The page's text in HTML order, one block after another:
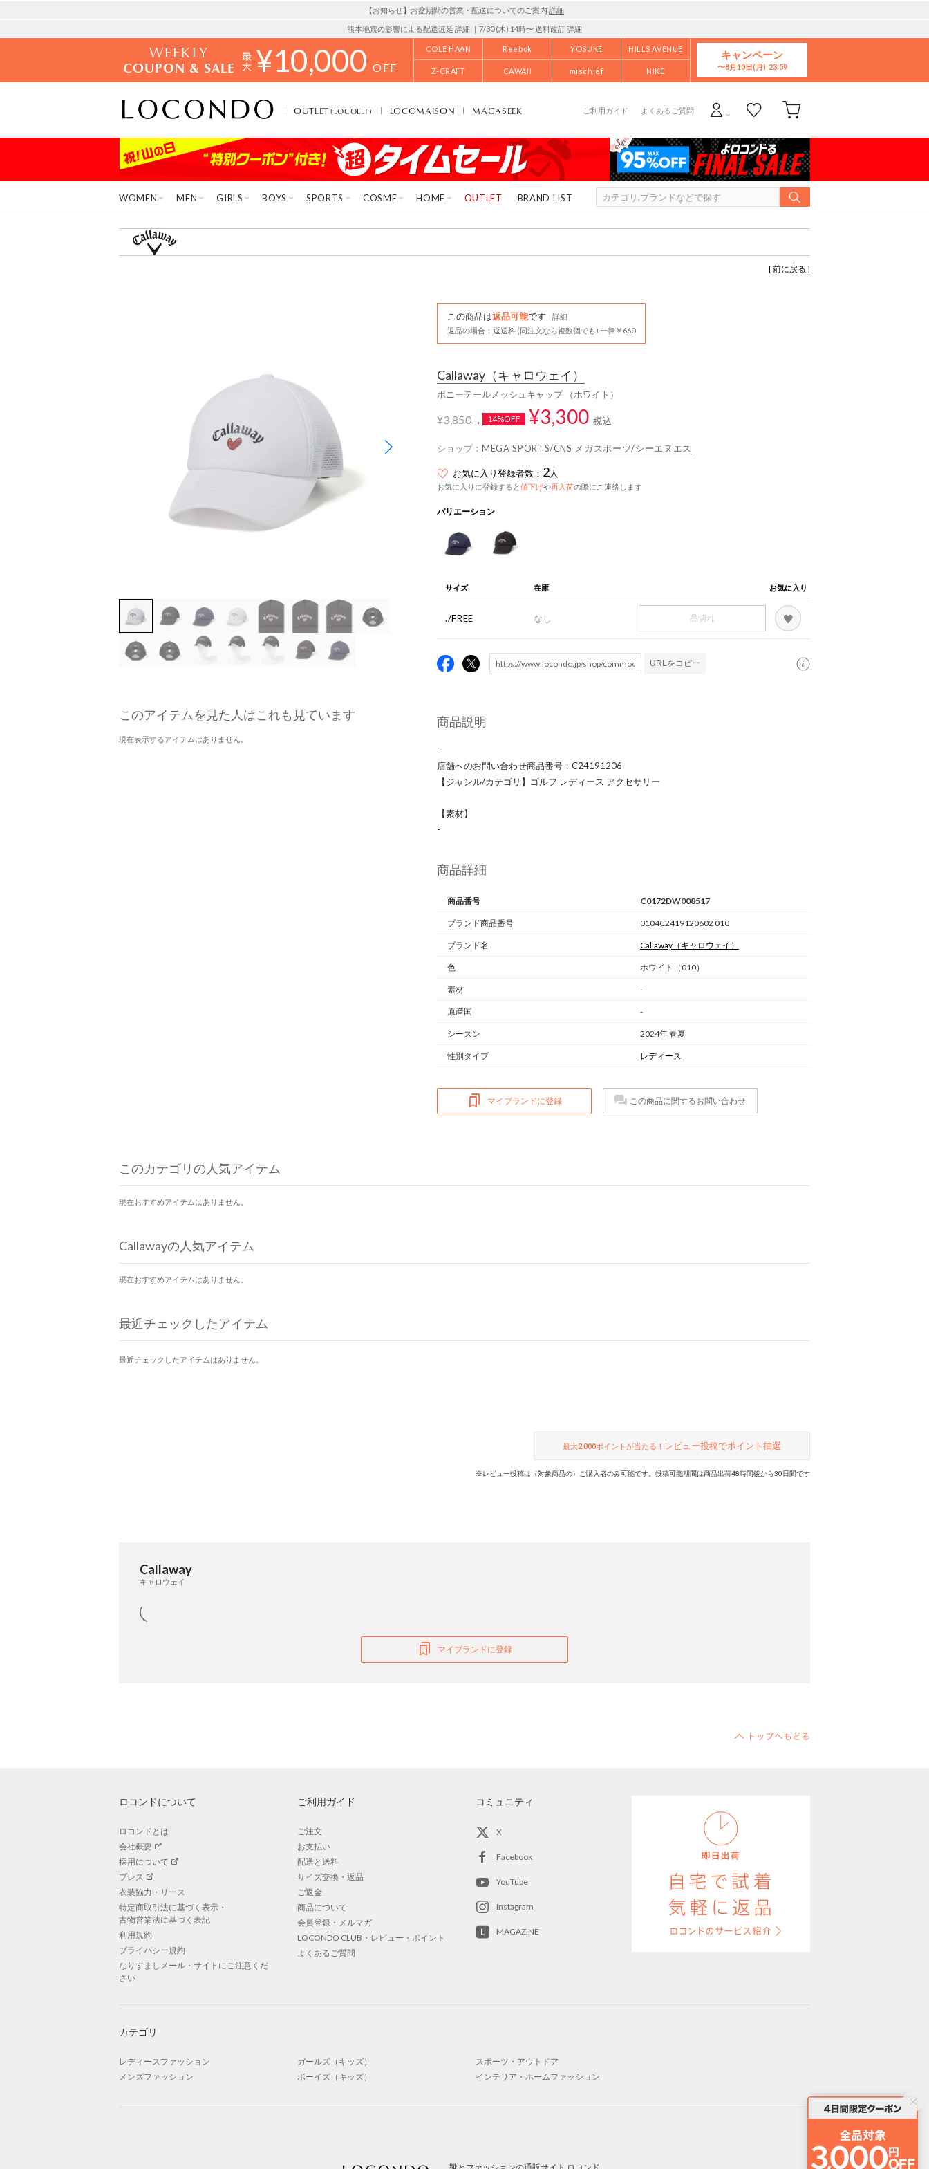
【お知らせ】お盆期間の営業・配送についてのご案内 詳細
熊本地震の影響による配送遅延 詳細 ｜7/30 (木) 14時〜 送料改訂詳細
WEEKLY
COUPON & SALE ¥10,000 OFF
COLE HAAN Reebok YOSUKE HILLS AVENUE
Z-CRAFT CAWAII mischief NIKE
キャンペーン
8月10日(月)
OUTLET(LOCOLET) LOCOMAISON MAGASEEK ご利用ガイド よくあるご質問
WOMEN MEN GIRLS BOYS SPORTS COSME HOME OUTLET BRAND LIST
[ 前に戻る ]
このアイテムを見た人はこれも見ています
現在表示するアイテムはありません。
この商品は返品可能です
詳細
返品の場合：返送料 (同注文なら複数個でも) 一律￥660
Callaway （キャロウェイ）
ポニーテールメッシュキャップ （ホワイト）
¥3,850→ 14%OFF ¥3,300 税込
ショップ： MEGA SPORTS/CNS メガスポーツ/シーエヌエス
お気に入り登録者数： 2人
お気に入りに登録すると値下げや再入荷の際にご連絡します
バリエーション
サイズ 在庫 お気に入り
./FREE なし 品切れ
URLをコピー
商品説明
-
店舗へのお問い合わせ商品番号：C24191206
【ジャンル/カテゴリ】ゴルフ レディース アクセサリー
【素材】
-
商品詳細
商品番号 C0172DW008517
ブランド商品番号 0104C2419120602 010
ブランド名 Callaway （キャロウェイ）
色 ホワイト（010）
素材 -
原産国 -
シーズン 2024年 春夏
性別タイプ レディース
マイブランドに登録 この商品に関するお問い合わせ
このカテゴリの人気アイテム
現在おすすめアイテムはありません。
Callawayの人気アイテム
現在おすすめアイテムはありません。
最近チェックしたアイテム
最近チェックしたアイテムはありません。
最大2,000ポイントが当たる！ レビュー投稿でポイント抽選
※レビュー投稿は（対象商品の）ご購入者のみ可能です。投稿可能期間は商品出荷48時間後から30日間です
Callaway
キャロウェイ
マイブランドに登録
ロコンドについて
ロコンドとは
会社概要
採用について
プレス
衣装協力・リース
特定商取引法に基づく表示・
古物営業法に基づく表記
利用規約
プライバシー規約
なりすましメール・サイトにご注意くだ
さい
ご利用ガイド
ご注文
お支払い
配送と送料
サイズ交換・返品
ご返金
商品について
会員登録・メルマガ
LOCONDO CLUB・レビュー・ポイント
よくあるご質問
コミュニティ
X
Facebook
YouTube
Instagram
MAGAZINE
カテゴリ
レディースファッション
メンズファッション
ガールズ（キッズ）
ボーイズ（キッズ）
スポーツ・アウトドア
インテリア・ホームファッション